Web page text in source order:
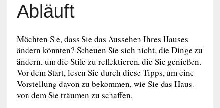
Abläuft
Möchten Sie, dass Sie das Aussehen Ihres Hauses
ändern könnten? Scheuen Sie sich nicht, die Dinge zu
ändern, um die Stile zu reflektieren, die Sie genießen.
Vor dem Start, lesen Sie durch diese Tipps, um eine
Vorstellung davon zu bekommen, wie Sie das Haus,
von dem Sie träumen zu schaffen.